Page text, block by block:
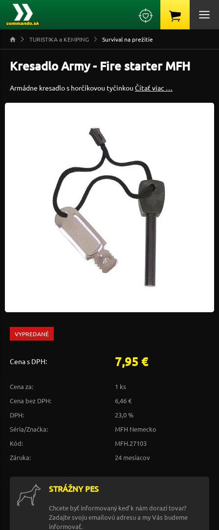
TURISTIKA a KEMPING Survival na prežitie
Kresadlo Army - Fire starter MFH
Armádne kresadlo s horčíkovou tyčinkou Čítať viac …
VYPREDANÉ
Cena s DPH: 7,95 €
Cena za:
1 ks
Cena bez DPH:
6,46 €
DPH:
23,0 %
Séria/Značka:
MFH Nemecko
Kód:
MFH.27103
Záruka:
24 mesiacov
STRÁŽNY PES
Chcete byť informovaný keď k nám dorazí tovar?
Zadajte svoju emailovú adresu a my Vás budeme
informovať.